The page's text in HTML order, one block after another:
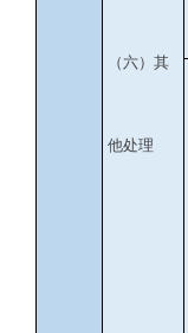
（六）其
他处理